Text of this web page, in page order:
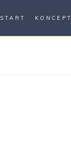
START KONCEPT